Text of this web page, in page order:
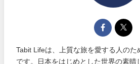
Tabit Lifeは、上質な旅を愛する人のた
です。日本をはじめとした世界の素晴